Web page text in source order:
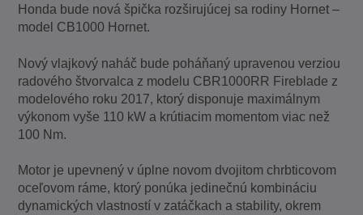
Honda bude nová špička rozširujúcej sa rodiny Hornet –
model CB1000 Hornet.
Nový vlajkový naháč bude poháňaný upravenou verziou
radového štvorvalca z modelu CBR1000RR Fireblade z
modelového roku 2017, ktorý disponuje maximálnym
výkonom vyše 110 kW a krútiacim momentom viac než
100 Nm.
Motor je upevnený v úplne novom dvojitom chrbticovom
oceľovom ráme, ktorý ponúka jedinečnú kombináciu
dynamických vlastností v zatáčkach a stability, okrem